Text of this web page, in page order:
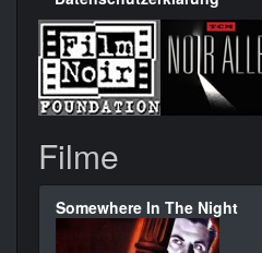
Filme
Somewhere In The Night